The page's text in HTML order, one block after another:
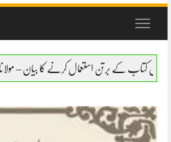
Toggle
کا بیان – مولانا ابو بکر صدیق حفظہ اللہ